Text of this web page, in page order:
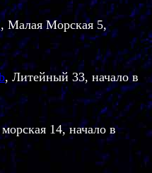
, Малая Морская 5,
, Литейный 33, начало в
14, начало в